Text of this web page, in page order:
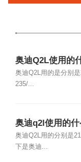
奥迪Q2L使用的
奥迪Q2L用的是分别
235/...
奥迪q2l使用的什
奥迪Q2L用的分别是
下是奥迪...